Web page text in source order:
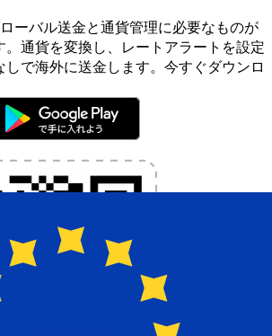
ーバル送金と通貨管理に必要なものが
。通貨を変換し、レートアラートを設定
しで海外に送金します。今すぐダウンロ